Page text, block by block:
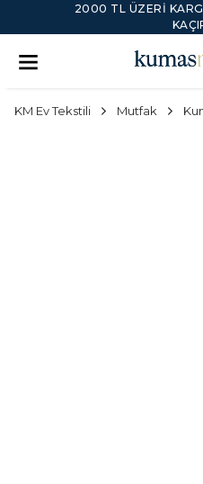
2000 TL ÜZERI
KM Ev Tekstili Mutfak